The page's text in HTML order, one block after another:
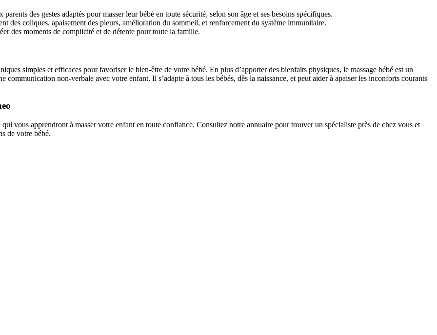
parents des gestes adaptés pour masser leur bébé en toute sécurité, selon son âge et ses besoins spécifiques.
des coliques, apaisement des pleurs, amélioration du sommeil, et renforcement du système immunitaire.
des moments de complicité et de détente pour toute la famille.
simples et efficaces pour favoriser le bien-être de votre bébé. En plus d’apporter des bienfaits physiques, le massage bébé est un
non-verbale avec votre enfant. Il s’adapte à tous les bébés, dès la naissance, et peut aider à apaiser les inconforts courants
vous apprendront à masser votre enfant en toute confiance. Consultez notre annuaire pour trouver un spécialiste près de chez vous et
de votre bébé.